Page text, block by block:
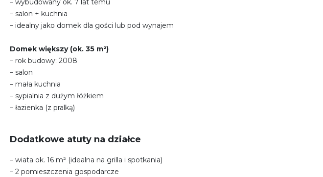
– wybudowany ok. 7 lat temu
– salon + kuchnia
– idealny jako domek dla gości lub pod wynajem
Domek większy (ok. 35 m²)
– rok budowy: 2008
– salon
– mała kuchnia
– sypialnia z dużym łóżkiem
– łazienka (z pralką)
Dodatkowe atuty na działce
– wiata ok. 16 m² (idealna na grilla i spotkania)
– 2 pomieszczenia gospodarcze